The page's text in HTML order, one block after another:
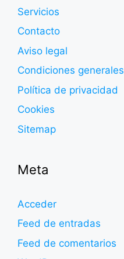
Servicios
Contacto
Aviso legal
Condiciones generales
Política de privacidad
Cookies
Sitemap
Meta
Acceder
Feed de entradas
Feed de comentarios